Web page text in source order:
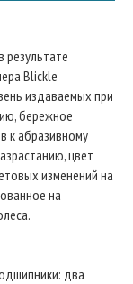
результате
Blickle
издаваемых при
бережное
к абразивному
цвет
изменений на
на
два